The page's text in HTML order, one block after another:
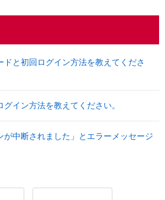
ドと初回ログイン方法を教えてくださ
イン方法を教えてください。
が中断されました」とエラーメッセージ